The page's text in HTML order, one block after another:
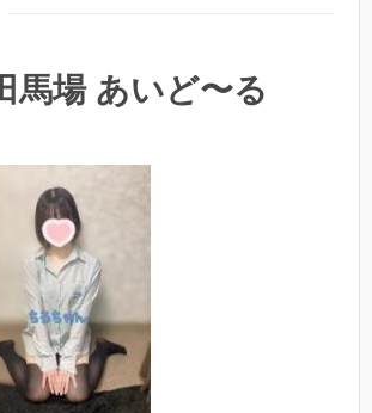
馬場 あいど〜る